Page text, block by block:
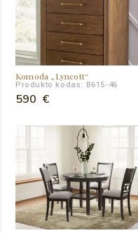
Komoda „Lyncott“
Produkto kodas: B615-46
590 €